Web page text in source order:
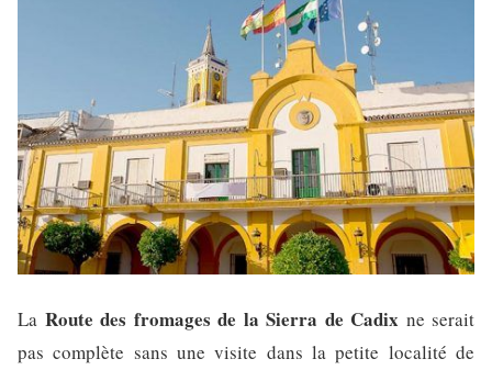
La Route des fromages de la Sierra de Cadix ne serait
pas complète sans une visite dans la petite localité de